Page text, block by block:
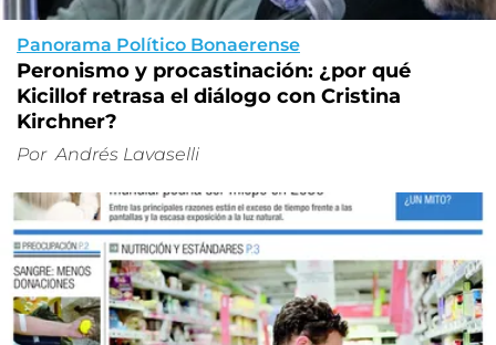
Panorama Político Bonaerense
Peronismo y procastinación: ¿por qué
Kicillof retrasa el diálogo con Cristina
Kirchner?
Por Andrés Lavaselli